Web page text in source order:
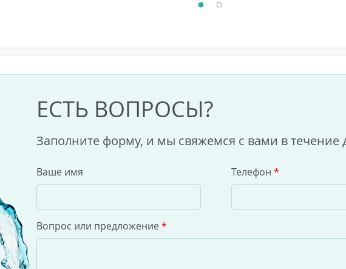
ЕСТЬ ВОПРОСЫ?
Заполните форму, и мы свяжемся с вами в течение
Ваше имя Телефон *
Вопрос или предложение *